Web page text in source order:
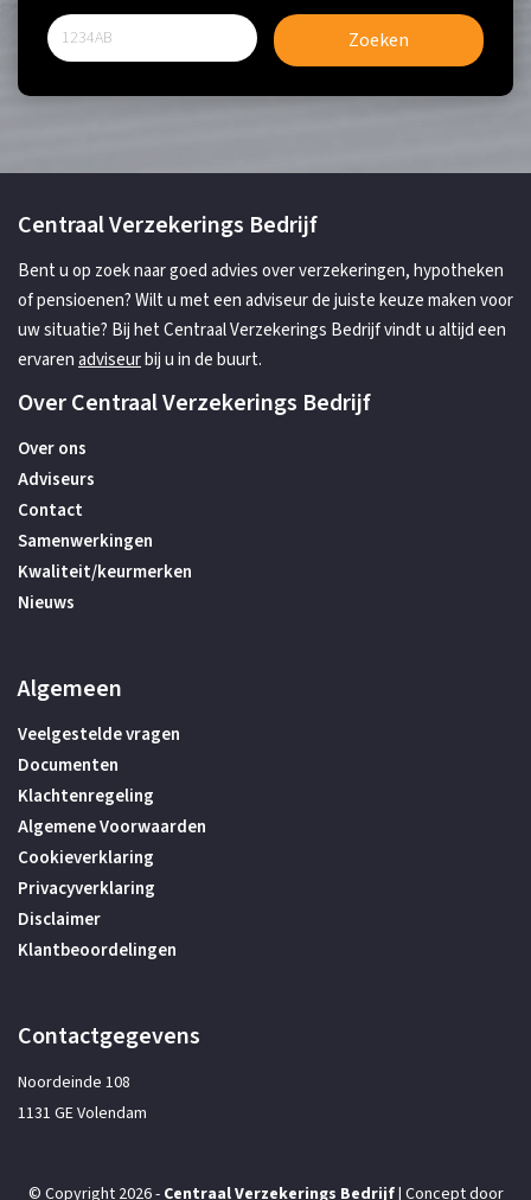
Zoeken
Centraal Verzekerings Bedrijf
Bent u op zoek naar goed advies over verzekeringen, hypotheken
of pensioenen? Wilt u met een adviseur de juiste keuze maken voor
uw situatie? Bij het Centraal Verzekerings Bedrijf vindt u altijd een
ervarenadviseurbij u in de buurt.
Over Centraal Verzekerings Bedrijf
Over ons
Adviseurs
Contact
Samenwerkingen
Kwaliteit/keurmerken
Nieuws
Algemeen
Veelgestelde vragen
Documenten
Klachtenregeling
Algemene Voorwaarden
Cookieverklaring
Privacyverklaring
Disclaimer
Klantbeoordelingen
Contactgegevens
Noordeinde 108
1131 GE Volendam
© Copyright 2026 - Centraal Verzekerings Bedrijf| Concept door